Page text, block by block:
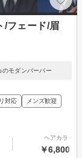
フェード/眉
モダンバーバー
対応 メンズ歓迎
ヘアカラー
￥6,800～